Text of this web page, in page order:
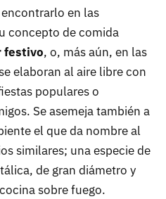
en las
concepto de comida
festivo, o, más aún, en las
elaboran al aire libre con
populares o
Se asemeja también a
el que da nombre al
similares; una especie de
de gran diámetro y
sobre fuego.